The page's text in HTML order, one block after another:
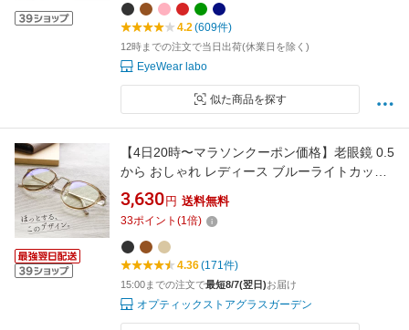
4.2(609件)
12時までの注文で当日出荷(休業日を除く)
EyeWear labo
似た商品を探す
【4日20時〜マラソンクーポン価格】老眼鏡 0.5
から おしゃれ レディース ブルーライトカット
紫外線 uv ボストン かわいい メガネ 老眼 度付
き リーディンググラス 30代 40代 50代 女性 ク
ラシック 黒縁 ニュアンスカラー シニアグラス
丸眼鏡 FEELLIFE FLL-3004
3,630 円 送料無料
33ポイント (1倍)
4.36(171件)
15:00までの注文で最短8/7(翌日)お届け
オプティックストアグラスガーデン